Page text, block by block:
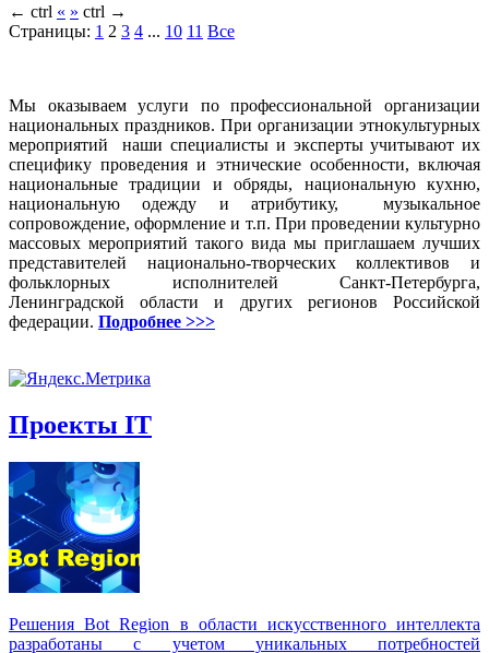
← ctrl « » ctrl →
Страницы: 1 2 3 4 ... 10 11 Все
Мы оказываем услуги по профессиональной организации
национальных праздников. При организации этнокультурных
мероприятий наши специалисты и эксперты учитывают их
специфику проведения и этнические особенности, включая
национальные традиции и обряды, национальную кухню,
национальную одежду и атрибутику, музыкальное
сопровождение, оформление и т.п. При проведении культурно
массовых мероприятий такого вида мы приглашаем лучших
представителей национально-творческих коллективов и
фольклорных исполнителей Санкт-Петербурга,
Ленинградской области и других регионов Российской
федерации. Подробнее >>>
Проекты IT
Решения Вot Region в области искусственного интеллекта
разработаны с учетом уникальных потребностей